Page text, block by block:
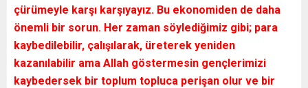
çürümeyle karşı karşıyayız. Bu ekonomiden de daha
önemli bir sorun. Her zaman söylediğimiz gibi; para
kaybedilebilir, çalışılarak, üreterek yeniden
kazanılabilir ama Allah göstermesin gençlerimizi
kaybedersek bir toplum topluca perişan olur ve bir